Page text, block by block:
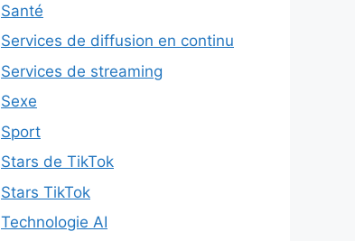
Santé
Services de diffusion en continu
Services de streaming
Sexe
Sport
Stars de TikTok
Stars TikTok
Technologie AI